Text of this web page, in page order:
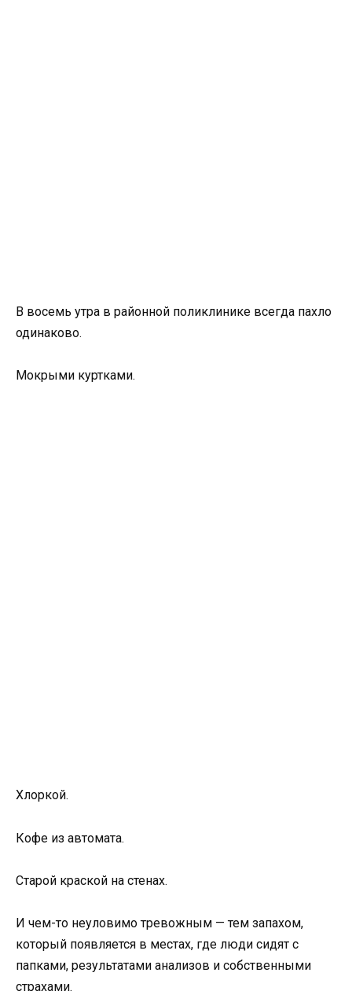
В восемь утра в районной поликлинике всегда пахло
одинаково.
Мокрыми куртками.
Хлоркой.
Кофе из автомата.
Старой краской на стенах.
И чем-то неуловимо тревожным — тем запахом,
который появляется в местах, где люди сидят с
папками, результатами анализов и собственными
страхами.